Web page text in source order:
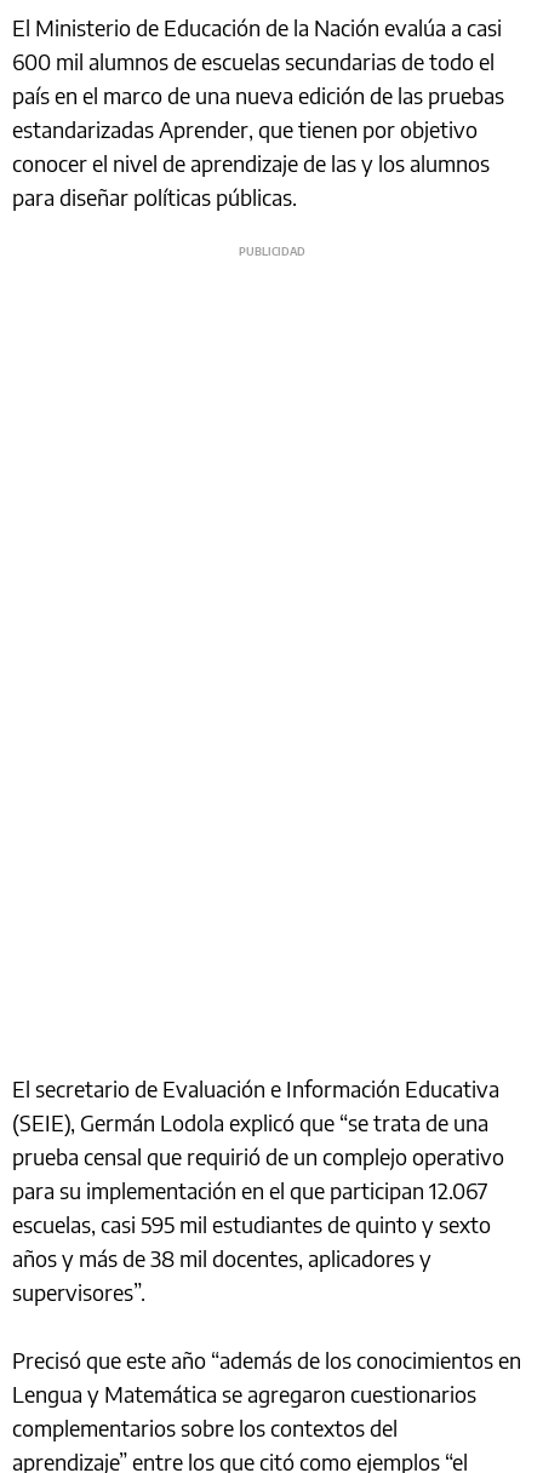
El Ministerio de Educación de la Nación evalúa a casi
600 mil alumnos de escuelas secundarias de todo el
país en el marco de una nueva edición de las pruebas
estandarizadas Aprender, que tienen por objetivo
conocer el nivel de aprendizaje de las y los alumnos
para diseñar políticas públicas.
El secretario de Evaluación e Información Educativa
(SEIE), Germán Lodola explicó que “se trata de una
prueba censal que requirió de un complejo operativo
para su implementación en el que participan 12.067
escuelas, casi 595 mil estudiantes de quinto y sexto
años y más de 38 mil docentes, aplicadores y
supervisores”.
Precisó que este año “además de los conocimientos en
Lengua y Matemática se agregaron cuestionarios
complementarios sobre los contextos del
aprendizaje” entre los que citó como ejemplos “el